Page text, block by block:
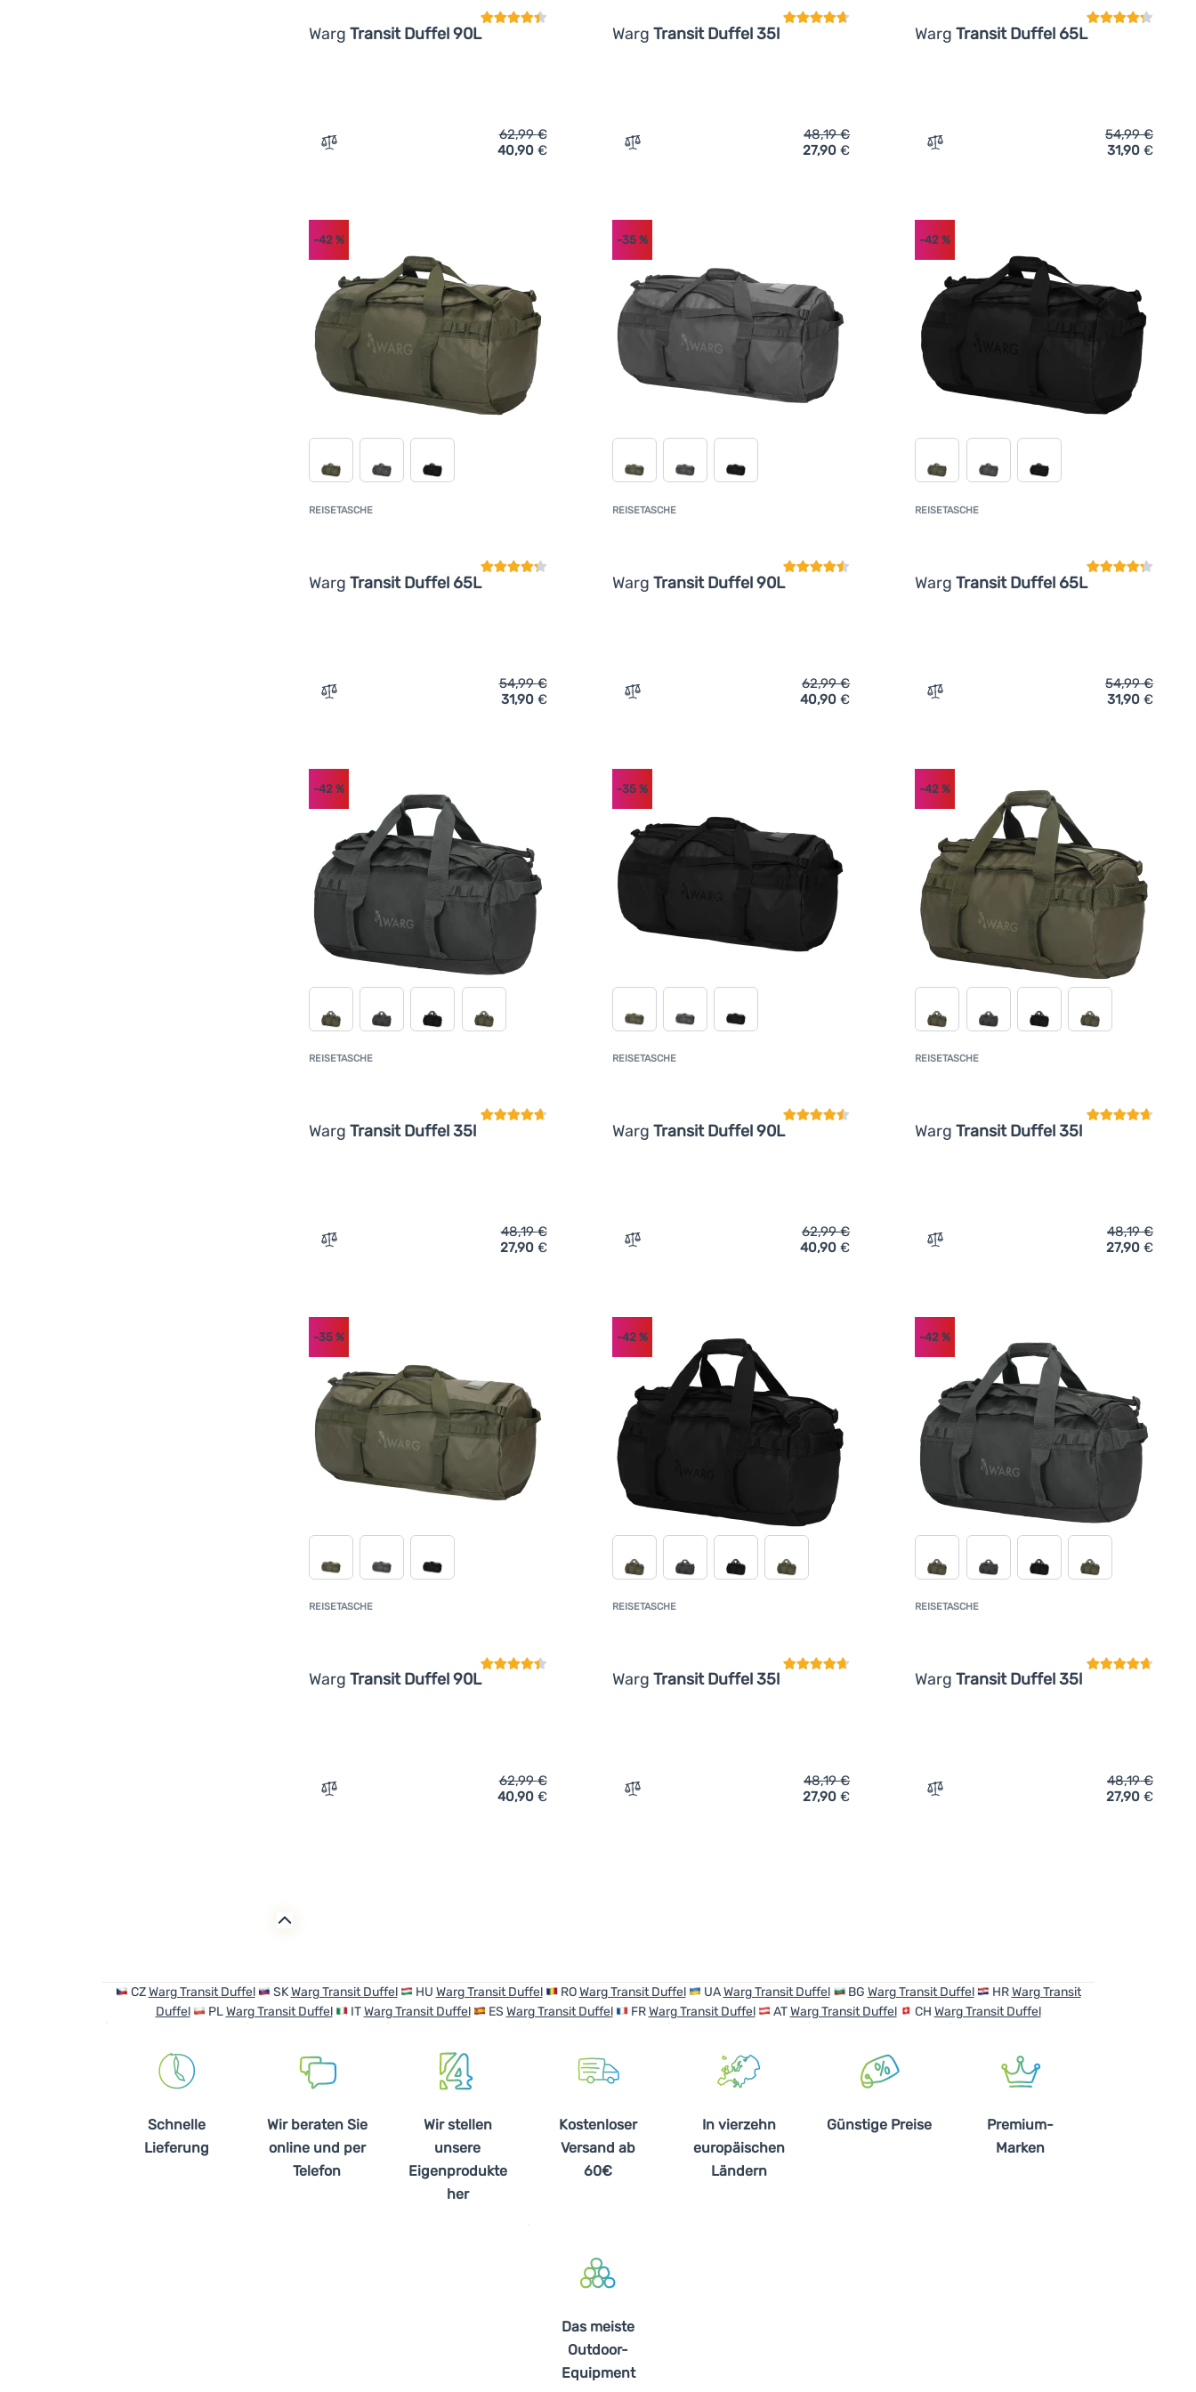
Warg Transit Duffel 90L
Zum Vergleich 'Reisetasche Warg Transit Duffel 90L' hinzufügen
62,99€
40,90 €
Warg Transit Duffel 35l
Zum Vergleich 'Reisetasche Warg Transit Duffel 35l' hinzufügen
48,19€
27,90€
WargTransit Duffel 65L
Zum Vergleich 'Reisetasche Warg
54,99€
31,90 €
REISETASCHE
Warg Transit Duffel 65L
-42%
Zum Vergleich 'Reisetasche Warg Transit Duffel 65L' hinzufügen
54,99€
31,90 €
REISETASCHE
Warg Transit Duffel 90L
-35%
Zum Vergleich 'Reisetasche Warg Transit Duffel 90L' hinzufügen
62,99€
40,90€
REISETASCHE
WargTransit Duffel 65L
-42 %
Zum Vergleich 'Reisetasche Warg
54,99€
31,90 €
REISETASCHE
Warg Transit Duffel 35l
-42%
Zum Vergleich 'Reisetasche Warg Transit Duffel 35l' hinzufügen
48,19€
27,90 €
REISETASCHE
Warg Transit Duffel 90L
-35%
Zum Vergleich 'Reisetasche Warg Transit Duffel 90L' hinzufügen
62,99€
40,90€
REISETASCHE
WargTransit Duffel 35l
-42 %
Zum Vergleich 'Reisetasche Warg
48,19€
27,90 €
REISETASCHE
Warg Transit Duffel 90L
-35%
Zum Vergleich 'Reisetasche Warg Transit Duffel 90L' hinzufügen
62,99€
40,90 €
REISETASCHE
Warg Transit Duffel 35l
-42%
Zum Vergleich 'Reisetasche Warg Transit Duffel 35l' hinzufügen
48,19€
27,90€
REISETASCHE
WargTransit Duffel 35l
-42 %
Zum Vergleich 'Reisetasche Warg
48,19€
27,90 €
CZWarg Transit Duffel SKWarg Transit Duffel HU Warg Transit Duffel ROWarg Transit Duffel UAWarg Transit Duffel BG Warg Transit Duffel HRWarg Transit
Duffel
PLWarg Transit Duffel ITWarg Transit Duffel ES Warg Transit Duffel FRWarg Transit Duffel ATWarg Transit Duffel CH Warg Transit Duffel
Schnelle
Lieferung
Wir beraten Sie
online und per
Telefon
Wir stellen
unsere
Eigenprodukte
her
Kostenloser
Versand ab
60€
In vierzehn
europäischen
Ländern
Günstige Preise
Premium-
Marken
Das meiste
Outdoor-
Equipment